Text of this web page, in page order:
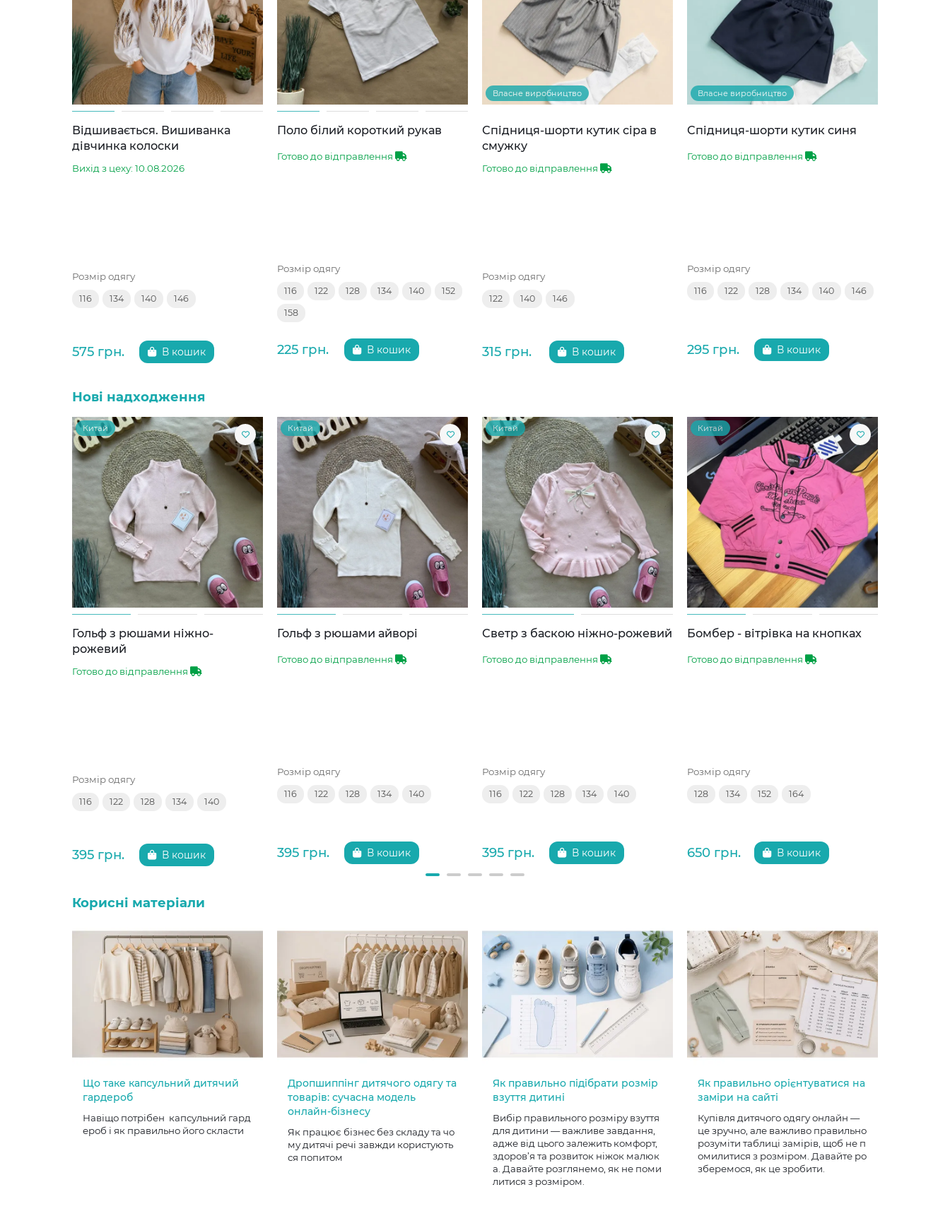
Відшивається. Вишиванка
дівчинка колоски
Вихід з цеху: 10.08.2026
Розмір одягу
116 134 140 146
575 грн. В кошик
Поло білий короткий рукав
Готово до відправлення
Розмір одягу
116 122 128 134 140 152
158
225 грн. В кошик
Власне виробництво
Спідниця-шорти кутик сіра в
смужку
Готово до відправлення
Розмір одягу
122 140 146
315 грн. В кошик
Власне виробництво
Спідниця-шорти кутик синя
Готово до відправлення
Розмір одягу
116 122 128 134 140 146
295 грн. В кошик
Нові надходження
Китай
Гольф з рюшами ніжно-
рожевий
Готово до відправлення
Розмір одягу
116 122 128 134 140
395 грн. В кошик
Китай
Гольф з рюшами айворі
Готово до відправлення
Розмір одягу
116 122 128 134 140
395 грн. В кошик
Китай
Светр з баскою ніжно-рожевий
Готово до відправлення
Розмір одягу
116 122 128 134 140
395 грн. В кошик
Китай
Бомбер - вітрівка на кнопках
Готово до відправлення
Розмір одягу
128 134 152 164
650 грн. В кошик
Корисні матеріали
Що таке капсульний дитячий
гардероб
Навіщо потрібен капсульний гард
ероб і як правильно його скласти
Дропшиппінг дитячого одягу та
товарів: сучасна модель
онлайн-бізнесу
Як працює бізнес без складу та чо
му дитячі речі завжди користують
ся попитом
Як правильно підібрати розмір
взуття дитині
Вибір правильного розміру взуття
для дитини — важливе завдання,
адже від цього залежить комфорт,
здоров’я та розвиток ніжок малюк
а. Давайте розглянемо, як не поми
литися з розміром.
Як правильно орієнтуватися на
заміри на сайті
Купівля дитячого одягу онлайн —
це зручно, але важливо правильно
розуміти таблиці замірів, щоб не п
омилитися з розміром. Давайте ро
зберемося, як це зробити.